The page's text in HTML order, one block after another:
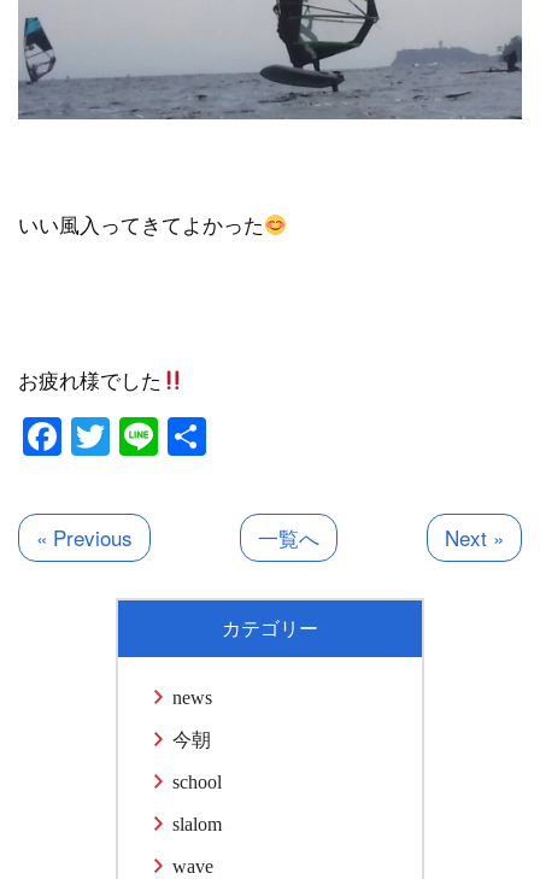
いい風入ってきてよかった
お疲れ様でした
Facebook
Twitter
Line
« Previous 一覧へ Next »
カテゴリー
news
今朝
school
slalom
wave